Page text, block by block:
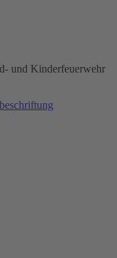
und Kinderfeuerwehr